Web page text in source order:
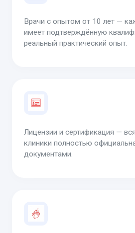
Врачи с опытом от 10 лет —
имеет подтверждённую
реальный практический опыт.
Лицензии и сертификация —
клиники полностью
документами.